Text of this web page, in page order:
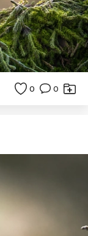
0 0